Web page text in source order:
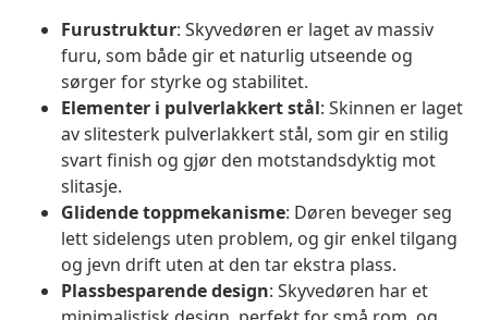
Furustruktur: Skyvedøren er laget av massiv
furu, som både gir et naturlig utseende og
sørger for styrke og stabilitet.
Elementer i pulverlakkert stål: Skinnen er laget
av slitesterk pulverlakkert stål, som gir en stilig
svart finish og gjør den motstandsdyktig mot
slitasje.
Glidende toppmekanisme: Døren beveger seg
lett sidelengs uten problem, og gir enkel tilgang
og jevn drift uten at den tar ekstra plass.
Plassbesparende design: Skyvedøren har et